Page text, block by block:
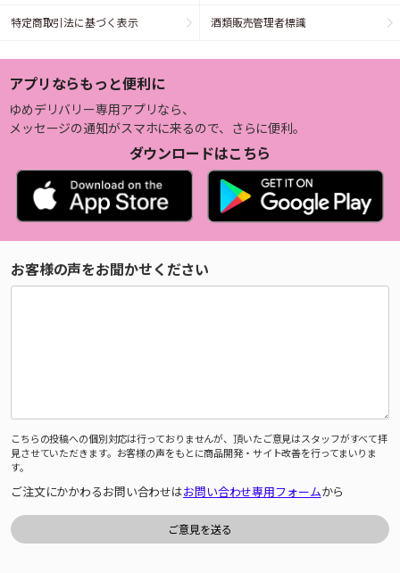
特定商取引法に基づく表示 酒類販売管理者標識
アプリならもっと便利に
ゆめデリバリー専用アプリなら、
メッセージの通知がスマホに来るので、さらに便利。
ダウンロードはこちら
お客様の声をお聞かせください
こちらの投稿への個別対応は行っておりませんが、頂いたご意見はスタッフがすべて拝
見させていただきます。お客様の声をもとに商品開発・サイト改善を行ってまいりま
す。
ご注文にかかわるお問い合わせはお問い合わせ専用フォームから